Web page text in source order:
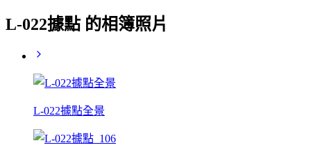
L-022據點 的相簿照片
L-022據點全景